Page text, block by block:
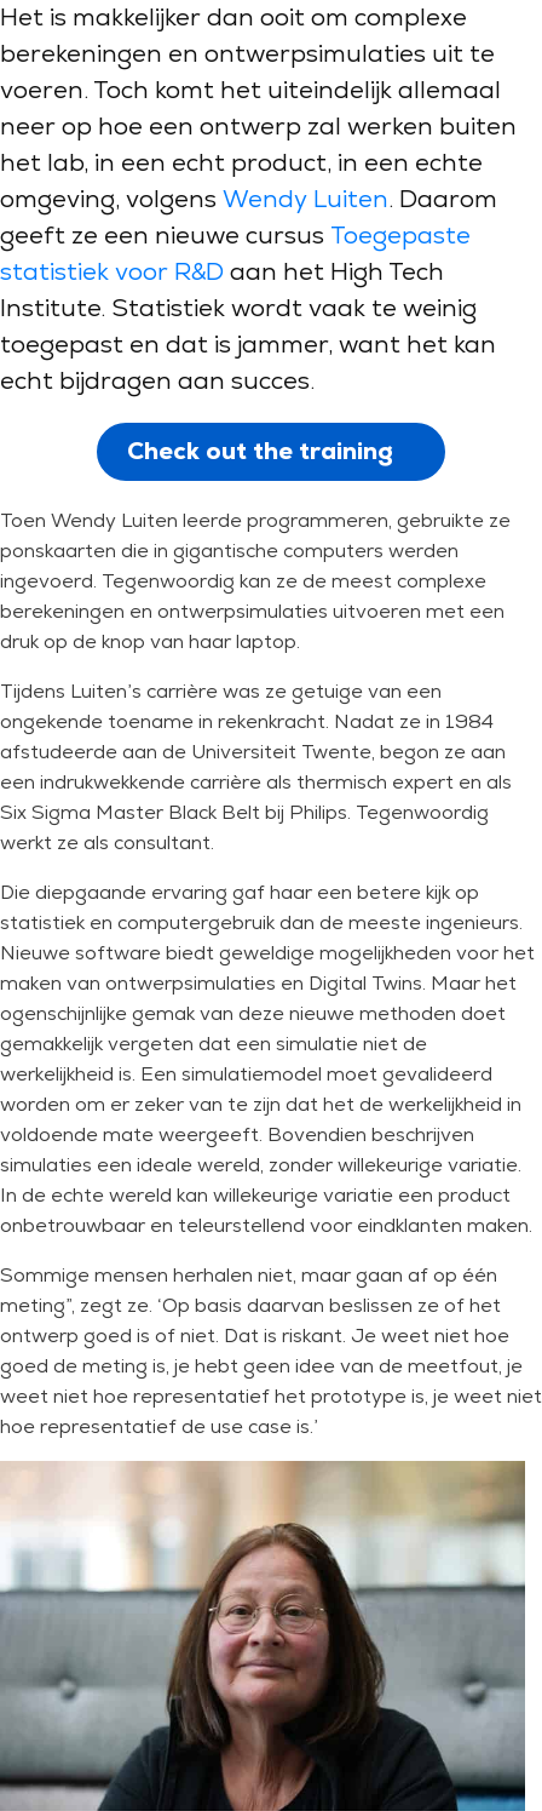
Het is makkelijker dan ooit om complexe
berekeningen en ontwerpsimulaties uit te
voeren. Toch komt het uiteindelijk allemaal
neer op hoe een ontwerp zal werken buiten
het lab, in een echt product, in een echte
omgeving, volgens Wendy Luiten. Daarom
geeft ze een nieuwe cursus Toegepaste
statistiek voor R&Daan het High Tech
Institute. Statistiek wordt vaak te weinig
toegepast en dat is jammer, want het kan
echt bijdragen aan succes.
Check out the training
Toen Wendy Luiten leerde programmeren, gebruikte ze
ponskaarten die in gigantische computers werden
ingevoerd. Tegenwoordig kan ze de meest complexe
berekeningen en ontwerpsimulaties uitvoeren met een
druk op de knop van haar laptop.
Tijdens Luiten’s carrière was ze getuige van een
ongekende toename in rekenkracht. Nadat ze in 1984
afstudeerde aan de Universiteit Twente, begon ze aan
een indrukwekkende carrière als thermisch expert en als
Six Sigma Master Black Belt bij Philips. Tegenwoordig
werkt ze als consultant.
Die diepgaande ervaring gaf haar een betere kijk op
statistiek en computergebruik dan de meeste ingenieurs.
Nieuwe software biedt geweldige mogelijkheden voor het
maken van ontwerpsimulaties en Digital Twins. Maar het
ogenschijnlijke gemak van deze nieuwe methoden doet
gemakkelijk vergeten dat een simulatie niet de
werkelijkheid is. Een simulatiemodel moet gevalideerd
worden om er zeker van te zijn dat het de werkelijkheid in
voldoende mate weergeeft. Bovendien beschrijven
simulaties een ideale wereld, zonder willekeurige variatie.
In de echte wereld kan willekeurige variatie een product
onbetrouwbaar en teleurstellend voor eindklanten maken.
Sommige mensen herhalen niet, maar gaan af op één
meting”, zegt ze. ‘Op basis daarvan beslissen ze of het
ontwerp goed is of niet. Dat is riskant. Je weet niet hoe
goed de meting is, je hebt geen idee van de meetfout, je
weet niet hoe representatief het prototype is, je weet niet
hoe representatief de use case is.’